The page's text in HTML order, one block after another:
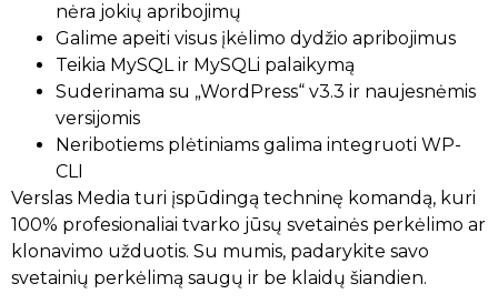
nėra jokių apribojimų
Galime apeiti visus įkėlimo dydžio apribojimus
Teikia MySQL ir MySQLi palaikymą
Suderinama su „WordPress“ v3.3 ir naujesnėmis
versijomis
Neribotiems plėtiniams galima integruoti WP-
CLI
Verslas Media turi įspūdingą techninę komandą, kuri
100% profesionaliai tvarko jūsų svetainės perkėlimo ar
klonavimo užduotis. Su mumis, padarykite savo
svetainių perkėlimą saugų ir be klaidų šiandien.